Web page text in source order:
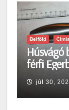
Belföld
Húsvágó
férfi
júl 30,